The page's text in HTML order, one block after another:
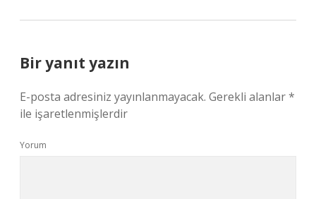
Bir yanıt yazın
E-posta adresiniz yayınlanmayacak. Gerekli alanlar*
ile işaretlenmişlerdir
Yorum